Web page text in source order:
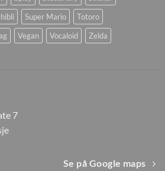
Super Mario
Totoro
Vegan Vocaloid Zelda
7
Se på Google maps